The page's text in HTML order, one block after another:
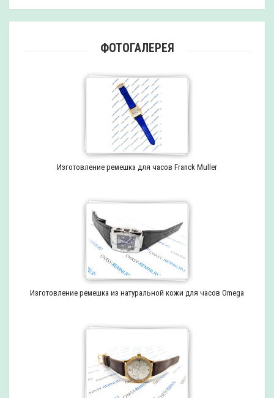
ФОТОГАЛЕРЕЯ
Изготовление ремешка для часов Franck Muller
Изготовление ремешка из натуральной кожи для часов Omega